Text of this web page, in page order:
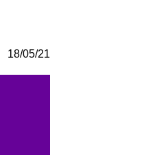
18/05/21